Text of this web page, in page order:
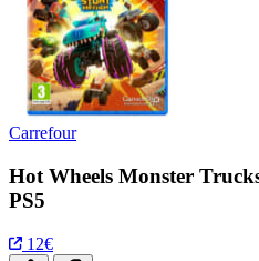
Carrefour
Hot Wheels Monster
PS5
12€